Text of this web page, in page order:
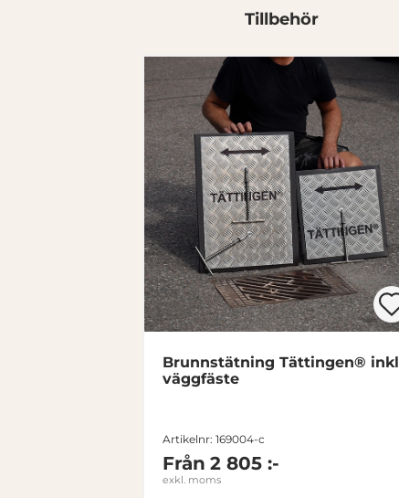
Tillbehör
Brunnstätning Tättingen® inkl
väggfäste
Artikelnr: 169004-c
Från 2 805 :-
exkl. moms